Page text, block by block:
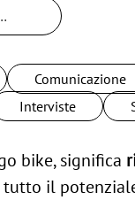
Comunicazione
Interviste
bike, significa
tutto il